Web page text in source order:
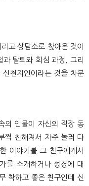
고 상담소로 찾아온 것이
과 탈퇴와 회심 과정, 그리
천지인이라는 것을 차분
의 인물이 자신의 직장 동
쩍 친해져서 자주 놀러 다
이야기를 그 친구에게서
를 소개하거나 성경에 대
착하고 좋은 친구인데 신